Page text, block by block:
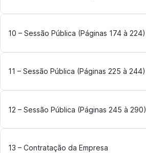
10 – Sessão Pública (Páginas 174 à 224)
11 – Sessão Pública (Páginas 225 à 244)
12 – Sessão Pública (Páginas 245 à 290)
13 – Contratação da Empresa